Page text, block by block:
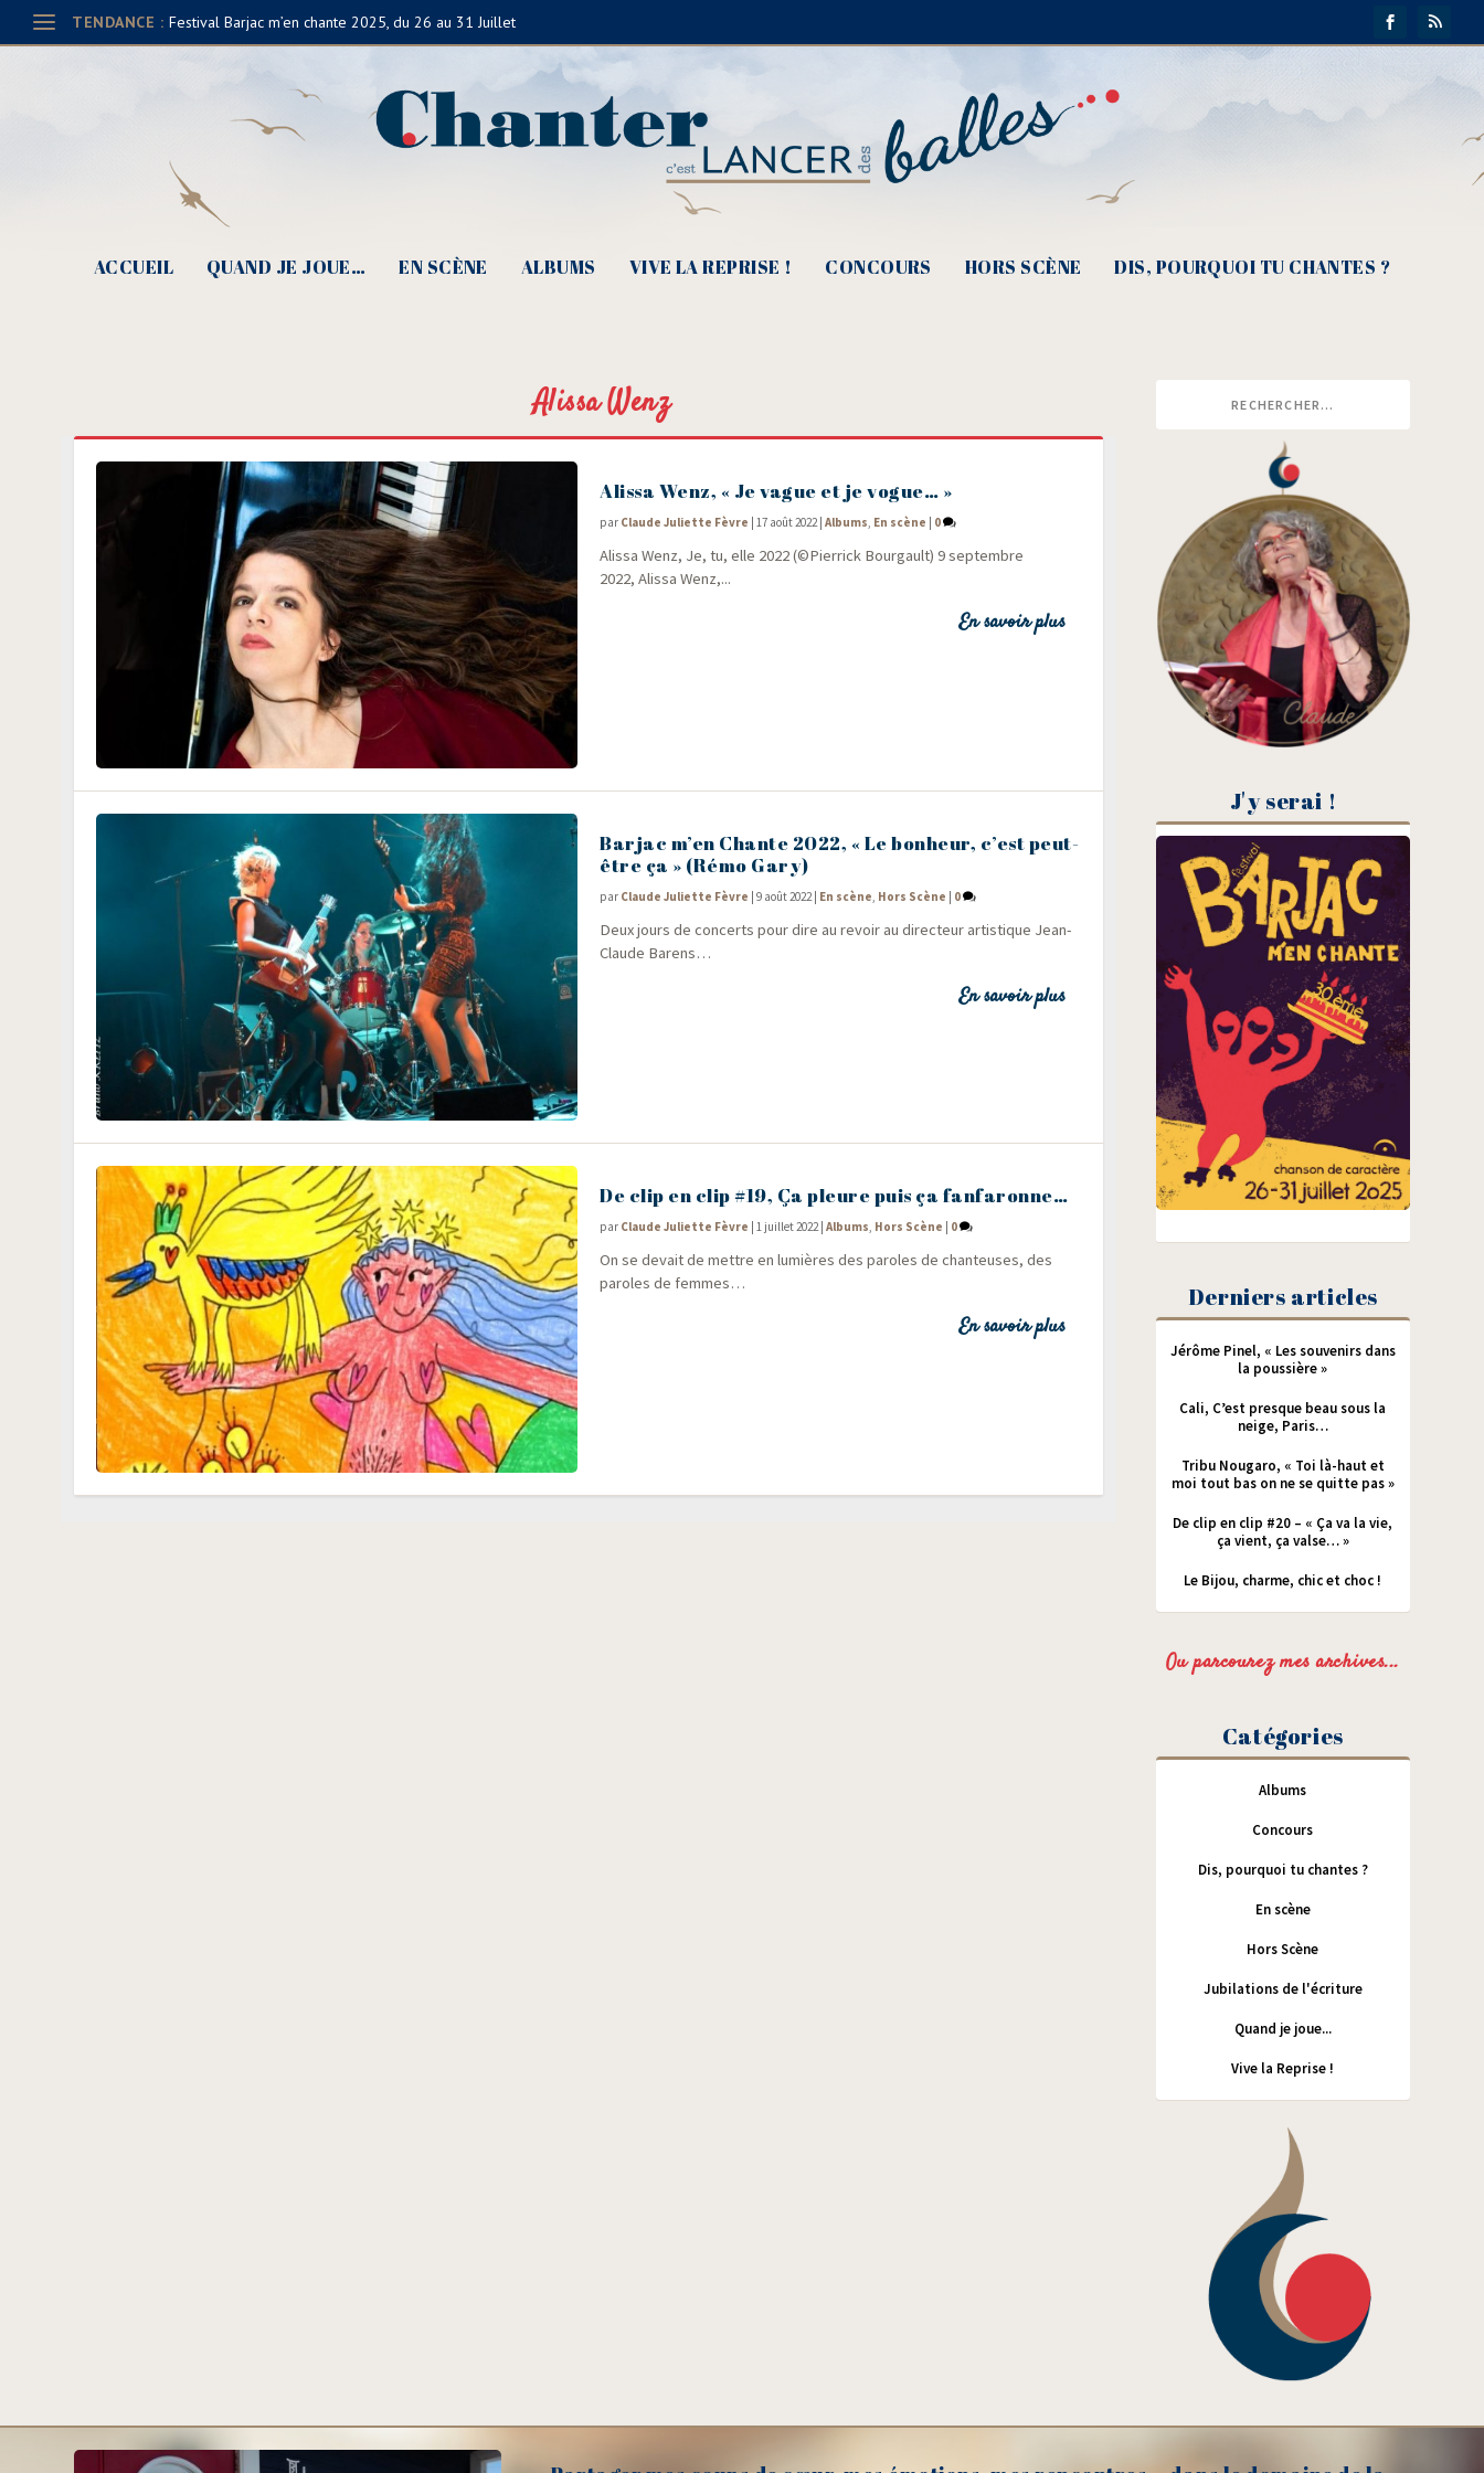
TENDANCE : Festival Barjac m’en chante 2025, du 26 au 31 Juillet
ACCUEIL QUAND JE JOUE… EN SCÈNE ALBUMS VIVE LA REPRISE ! CONCOURS HORS SCÈNE DIS, POURQUOI TU CHANTES ?
Alissa Wenz
Alissa Wenz, « Je vague et je vogue… »
par Claude Juliette Fèvre |17 août 2022|Albums, En scène 0
Alis­sa Wenz, Je, tu, elle 2022 (©Pier­rick Bourgault) 9 sep­tembre
2022, Alis­sa Wenz,...
En savoir plus
Barjac m’en Chante 2022, « Le bonheur, c’est peut-
être ça » (Rémo Gary)
par Claude Juliette Fèvre |9 août 2022| En scène, Hors Scène 0
Deux jours de concerts pour dire au revoir au direc­teur artis­tique Jean-
Claude Barens…
En savoir plus
De clip en clip #19, Ça pleure puis ça fanfaronne…
par Claude Juliette Fèvre |1 juillet 2022|Albums, Hors Scène 0
On se devait de mettre en lumières des paroles de chan­teuses, des
paroles de femmes…
En savoir plus
J'y serai !
Derniers articles
Jérôme Pinel, « Les souvenirs dans
la poussière »
Cali, C’est presque beau sous la
neige, Paris…
Tribu Nougaro, « Toi là-haut et
moi tout bas on ne se quitte pas »
De clip en clip #20 – « Ça va la vie,
ça vient, ça valse… »
Le Bijou, charme, chic et choc !
Ou parcourez mes archives...
Catégories
Albums
Concours
Dis, pourquoi tu chantes ?
En scène
Hors Scène
Jubilations de l'écriture
Quand je joue...
Vive la Reprise !